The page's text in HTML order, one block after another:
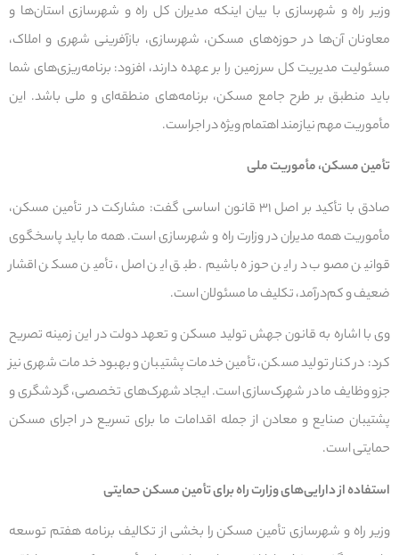
وزیر راه و شهرسازی با بیان اینکه مدیران کل راه و شهرسازی استان‌ها و
معاونان آن‌ها در حوزه‌های مسکن، شهرسازی، بازآفرینی شهری و املاک،
مسئولیت مدیریت کل سرزمین را بر عهده دارند، افزود: برنامه‌ریزی‌های شما
باید منطبق بر طرح جامع مسکن، برنامه‌های منطقه‌ای و ملی باشد. این
مأموریت مهم نیازمند اهتمام ویژه در اجراست.
تأمین مسکن، مأموریت ملی
صادق با تأکید بر اصل ۳۱ قانون اساسی گفت: مشارکت در تأمین مسکن،
مأموریت همه مدیران در وزارت راه و شهرسازی است. همه ما باید پاسخگوی
قوانین مصوب در این حوزه باشیم. طبق این اصل، تأمین مسکن اقشار
ضعیف و کم‌درآمد، تکلیف ما مسئولان است.
وی با اشاره به قانون جهش تولید مسکن و تعهد دولت در این زمینه تصریح
کرد: در کنار تولید مسکن، تأمین خدمات پشتیبان و بهبود خدمات شهری نیز
جزو وظایف ما در شهرک‌سازی است. ایجاد شهرک‌های تخصصی، گردشگری و
پشتیبان صنایع و معادن از جمله اقدامات ما برای تسریع در اجرای مسکن
حمایتی است.
استفاده از دارایی‌های وزارت راه برای تأمین مسکن حمایتی
وزیر راه و شهرسازی تأمین مسکن را بخشی از تکالیف برنامه هفتم توسعه